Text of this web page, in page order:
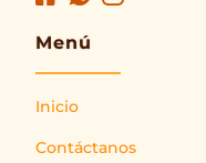
Menú
Inicio
Contáctanos